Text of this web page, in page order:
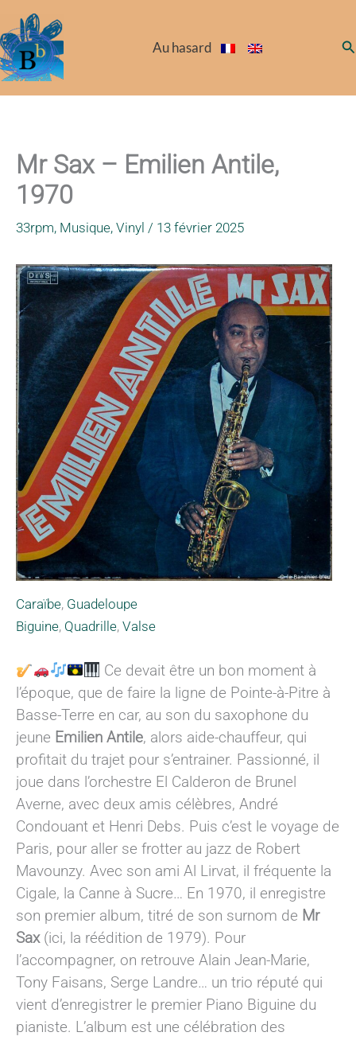
au
contenu
Au hasard
Mr Sax – Emilien Antile,
1970
33rpm, Musique, Vinyl / 13 février 2025
Caraïbe, Guadeloupe
Biguine, Quadrille, Valse
Ce devait être un bon moment à
l’époque, que de faire la ligne de Pointe-à-Pitre à
Basse-Terre en car, au son du saxophone du
jeune Emilien Antile, alors aide-chauffeur, qui
profitait du trajet pour s’entrainer. Passionné, il
joue dans l’orchestre El Calderon de Brunel
Averne, avec deux amis célèbres, André
Condouant et Henri Debs. Puis c’est le voyage de
Paris, pour aller se frotter au jazz de Robert
Mavounzy. Avec son ami Al Lirvat, il fréquente la
Cigale, la Canne à Sucre… En 1970, il enregistre
son premier album, titré de son surnom de Mr
Sax(ici, la réédition de 1979). Pour
l’accompagner, on retrouve Alain Jean-Marie,
Tony Faisans, Serge Landre… un trio réputé qui
vient d’enregistrer le premier Piano Biguine du
pianiste. L’album est une célébration des